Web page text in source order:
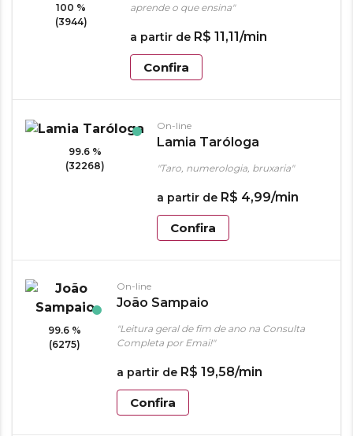
100 %
(3944)
aprende o que ensina"
a partir de R$ 11,11/min
Confira
99.6 %
(32268)
On-line
Lamia Taróloga
"Taro, numerologia, bruxaria"
a partir de R$ 4,99/min
Confira
99.6 %
(6275)
On-line
João Sampaio
"Leitura geral de fim de ano na Consulta
Completa por Emai!"
a partir de R$ 19,58/min
Confira